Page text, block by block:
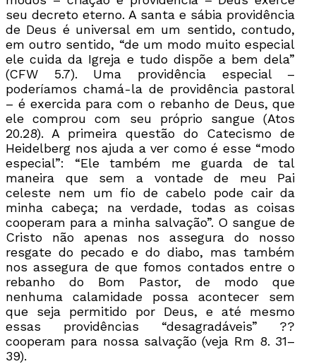
seu decreto eterno. A santa e sábia providência
de Deus é universal em um sentido, contudo,
em outro sentido, “de um modo muito especial
ele cuida da Igreja e tudo dispõe a bem dela”
(CFW 5.7). Uma providência especial –
poderíamos chamá-la de providência pastoral
– é exercida para com o rebanho de Deus, que
ele comprou com seu próprio sangue (Atos
20.28). A primeira questão do Catecismo de
Heidelberg nos ajuda a ver como é esse “modo
especial”: “Ele também me guarda de tal
maneira que sem a vontade de meu Pai
celeste nem um fio de cabelo pode cair da
minha cabeça; na verdade, todas as coisas
cooperam para a minha salvação”. O sangue de
Cristo não apenas nos assegura do nosso
resgate do pecado e do diabo, mas também
nos assegura de que fomos contados entre o
rebanho do Bom Pastor, de modo que
nenhuma calamidade possa acontecer sem
que seja permitido por Deus, e até mesmo
essas providências “desagradáveis” ??
cooperam para nossa salvação (veja Rm 8. 31–
39).